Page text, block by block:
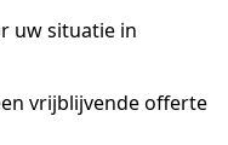
uw situatie in
vrijblijvende offerte